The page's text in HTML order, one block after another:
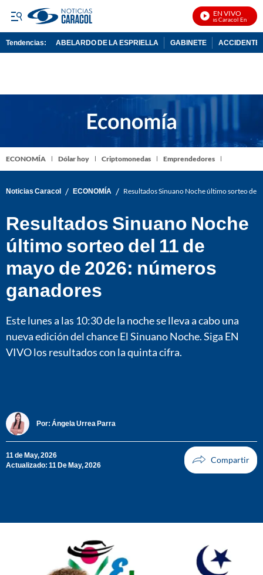
EN VIVO
Noticias Caracol En Vivo
Tendencias: ABELARDO DE LA ESPRIELLA GABINETE ACCIDENTE
ECONOMÍA Dólar hoy Criptomonedas Emprendedores
Noticias Caracol / ECONOMÍA / Resultados Sinuano Noche último sorteo del
Resultados Sinuano Noche
último sorteo del 11 de
mayo de 2026: números
ganadores
Este lunes a las 10:30 de la noche se lleva a cabo una
nueva edición del chance El Sinuano Noche. Siga EN
VIVO los resultados con la quinta cifra.
Por: Ángela Urrea Parra
11 de May, 2026
Actualizado: 11 De May, 2026